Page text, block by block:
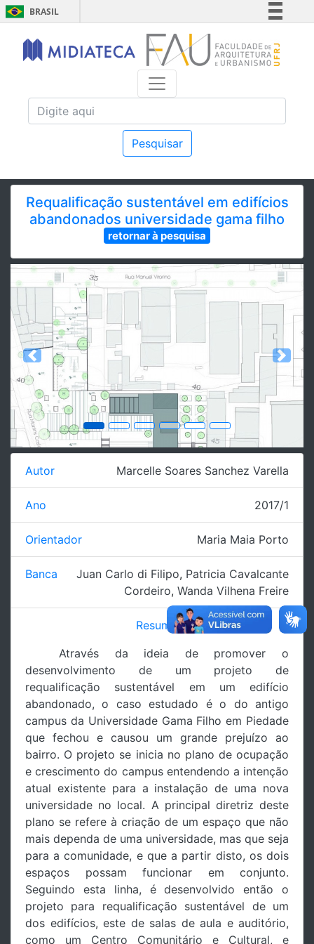
BRASIL
Simplifique!
Comunica BR
Acesso à informação
Pesquisar
Requalificação sustentável em edifícios
abandonados universidade gama filho
retornar à pesquisa
Previous Next
Autor Marcelle Soares Sanchez Varella
Ano 2017/1
Orientador Maria Maia Porto
Banca Juan Carlo di Filipo, Patricia Cavalcante
Cordeiro, Wanda Vilhena Freire
Resumo
Através da ideia de promover o
desenvolvimento de um projeto de
requalificação sustentável em um edifício
abandonado, o caso estudado é o do antigo
campus da Universidade Gama Filho em Piedade
que fechou e causou um grande prejuízo ao
bairro. O projeto se inicia no plano de ocupação
e crescimento do campus entendendo a intenção
atual existente para a instalação de uma nova
universidade no local. A principal diretriz deste
plano se refere à criação de um espaço que não
mais dependa de uma universidade, mas que seja
para a comunidade, e que a partir disto, os dois
espaços possam funcionar em conjunto.
Seguindo esta linha, é desenvolvido então o
projeto para requalificação sustentável de um
dos edifícios, este de salas de aula e auditório,
como um Centro Comunitário e Cultural, e